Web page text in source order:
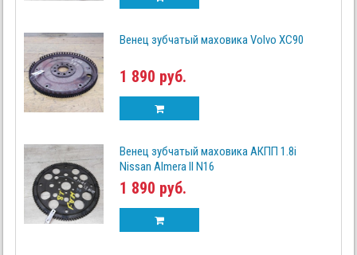
Венец зубчатый маховика Volvo XC90
1 890 руб.
Венец зубчатый маховика АКПП 1.8i
Nissan Almera II N16
1 890 руб.